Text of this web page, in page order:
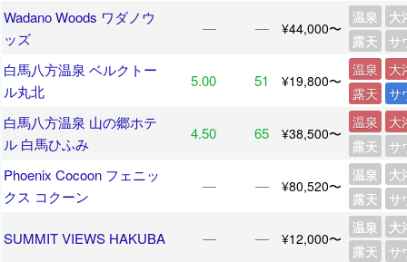
Wadano Woods ワダノウ
ッズ
― ― ¥44,000〜
温泉
大
露天
サ
白馬八方温泉 ベルクトー
ル丸北
5.00 51 ¥19,800〜
温泉
大
露天
サ
白馬八方温泉 山の郷ホテ
ル 白馬ひふみ
4.50 65 ¥38,500〜
温泉
大
露天
サ
Phoenix Cocoon フェニッ
クス コクーン
― ― ¥80,520〜
温泉
大
露天
サ
SUMMIT VIEWS HAKUBA ― ― ¥12,000〜
温泉
大
露天
サ